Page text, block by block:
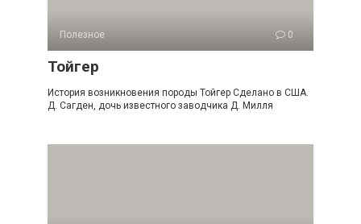
Полезное 0
Тойгер
История возникновения породы Тойгер Сделано в США.
Д. Сагден, дочь известного заводчика Д. Милля